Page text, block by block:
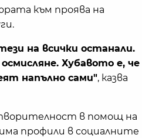
към проява на
на всички останали.
Хубавото е, че
напълно сами", казва
в помощ на
профили в социалните